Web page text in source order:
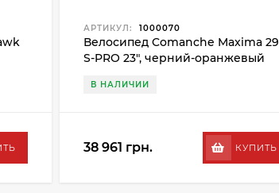
АРТИКУЛ: 1000070
Велосипед Comanche Maxima 29
S-PRO 23", черний-оранжевый
В НАЛИЧИИ
38 961 грн. КУПИТЬ